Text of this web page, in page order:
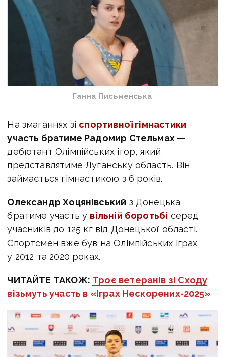
Ганна Письменська
На змаганнях зі спортивної гімнастики
участь братиме Радомир Стельмах —
дебютант Олімпійських ігор, який
представлятиме Луганську область. Він
займається гімнастикою з 6 років.
Олександр Хоцянівський з Донецька
братиме участь у вільній боротьбі серед
учасників до 125 кг від Донецької області.
Спортсмен вже був на Олімпійських іграх
у 2012 та 2020 роках.
ЧИТАЙТЕ ТАКОЖ: Троє ветеранів зі Сходу
візьмуть участь в «Іграх Нескорених-2025»